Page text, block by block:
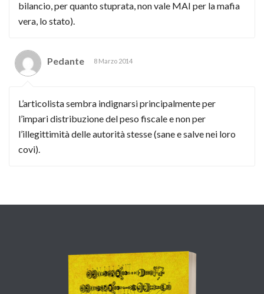
bilancio, per quanto stuprata, non vale MAI per la mafia
vera, lo stato).
Pedante 8 Marzo 2014
L’articolista sembra indignarsi principalmente per
l’impari distribuzione del peso fiscale e non per
l’illegittimità delle autorità stesse (sane e salve nei loro
covi).